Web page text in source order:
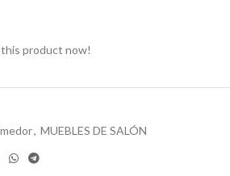
product now!
, MUEBLES DE SALÓN